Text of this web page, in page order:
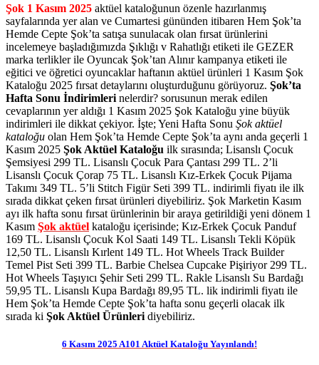
Şok 1 Kasım 2025 aktüel kataloğunun özenle hazırlanmış
sayfalarında yer alan ve Cumartesi gününden itibaren Hem Şok’ta
Hemde Cepte Şok’ta satışa sunulacak olan fırsat ürünlerini
incelemeye başladığımızda Şıklığı v Rahatlığı etiketi ile GEZER
marka terlikler ile Oyuncak Şok’tan Alınır kampanya etiketi ile
eğitici ve öğretici oyuncaklar haftanın aktüel ürünleri 1 Kasım Şok
Kataloğu 2025 fırsat detaylarını oluşturduğunu görüyoruz. Şok’ta
Hafta Sonu İndirimleri nelerdir? sorusunun merak edilen
cevaplarının yer aldığı 1 Kasım 2025 Şok Kataloğu yine büyük
indirimleri ile dikkat çekiyor. İşte; Yeni Hafta Sonu Şok aktüel
kataloğu olan Hem Şok’ta Hemde Cepte Şok’ta aynı anda geçerli 1
Kasım 2025 Şok Aktüel Kataloğu ilk sırasında; Lisanslı Çocuk
Şemsiyesi 299 TL. Lisanslı Çocuk Para Çantası 299 TL. 2’li
Lisanslı Çocuk Çorap 75 TL. Lisanslı Kız-Erkek Çocuk Pijama
Takımı 349 TL. 5’li Stitch Figür Seti 399 TL. indirimli fiyatı ile ilk
sırada dikkat çeken fırsat ürünleri diyebiliriz. Şok Marketin Kasım
ayı ilk hafta sonu fırsat ürünlerinin bir araya getirildiği yeni dönem 1
Kasım Şok aktüel kataloğu içerisinde; Kız-Erkek Çocuk Panduf
169 TL. Lisanslı Çocuk Kol Saati 149 TL. Lisanslı Tekli Köpük
12,50 TL. Lisanslı Kırlent 149 TL. Hot Wheels Track Builder
Temel Pist Seti 399 TL. Barbie Chelsea Cupcake Pişiriyor 299 TL.
Hot Wheels Taşıyıcı Şehir Seti 299 TL. Rakle Lisanslı Su Bardağı
59,95 TL. Lisanslı Kupa Bardağı 89,95 TL. lik indirimli fiyatı ile
Hem Şok’ta Hemde Cepte Şok’ta hafta sonu geçerli olacak ilk
sırada ki Şok Aktüel Ürünleri diyebiliriz.
6 Kasım 2025 A101 Aktüel Kataloğu Yayınlandı!